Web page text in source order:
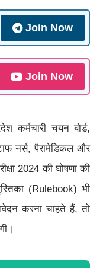
Join Now
Join Now
कर्मचारी चयन बोर्ड,
नर्स, पैरामेडिकल और
2024 की घोषणा की
(Rulebook) भी
करना चाहते हैं, तो